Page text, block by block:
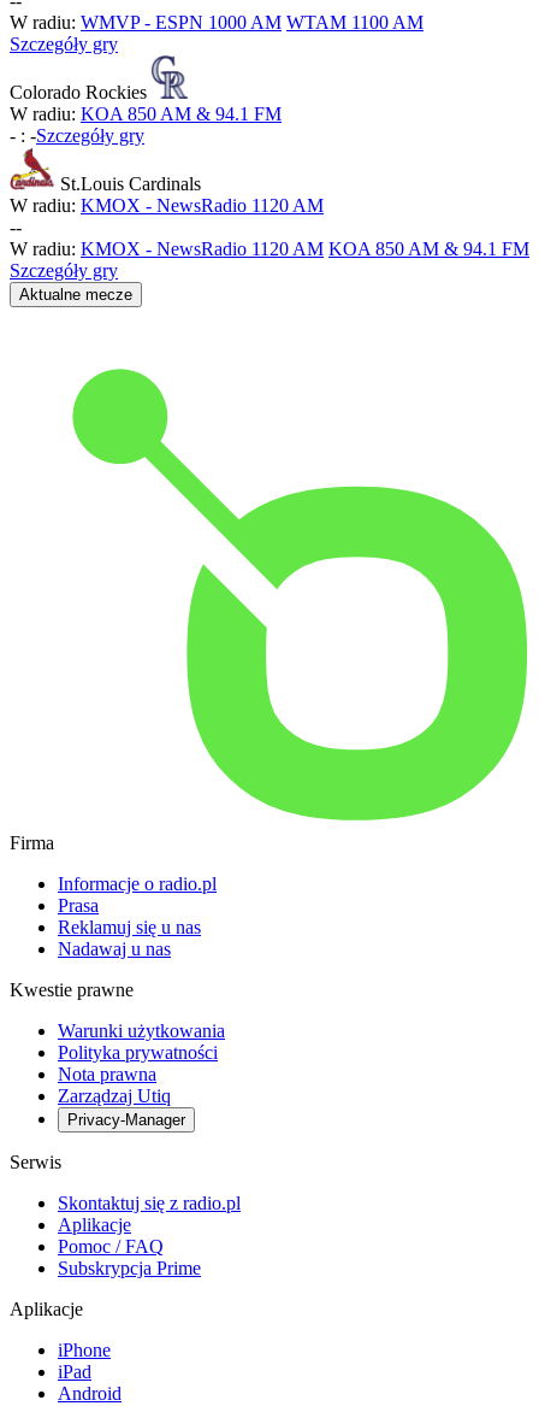
W radiu: WMVP - ESPN 1000 AM WTAM 1100 AM
Szczegóły gry
Colorado Rockies
W radiu: KOA 850 AM & 94.1 FM
- : -Szczegóły gry
St.Louis Cardinals
W radiu: KMOX - NewsRadio 1120 AM
--
W radiu: KMOX - NewsRadio 1120 AM KOA 850 AM & 94.1 FM
Szczegóły gry
Aktualne mecze
Firma
Informacje o radio.pl
Prasa
Reklamuj się u nas
Nadawaj u nas
Kwestie prawne
Warunki użytkowania
Polityka prywatności
Nota prawna
Zarządzaj Utiq
Privacy-Manager
Serwis
Skontaktuj się z radio.pl
Aplikacje
Pomoc / FAQ
Subskrypcja Prime
Aplikacje
iPhone
iPad
Android